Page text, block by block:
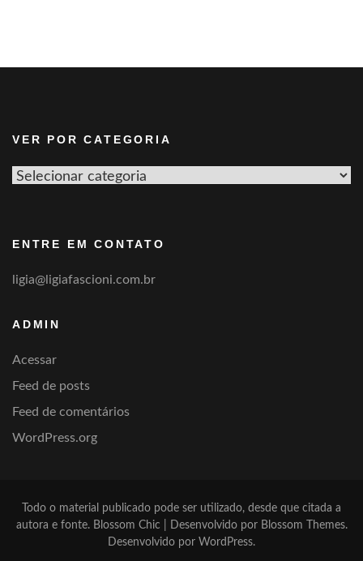
VER POR CATEGORIA
Ver
ENTRE EM CONTATO
ligia@ligiafascioni.com.br
ADMIN
Acessar
Feed de posts
Feed de comentários
WordPress.org
Todo o material publicado pode ser utilizado, desde que citada a
autora e fonte.Blossom Chic | Desenvolvido por Blossom Themes.
Desenvolvido por WordPress.